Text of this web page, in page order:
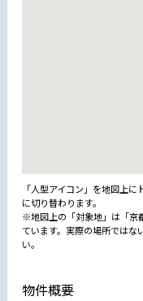
「人型アイコン」を地図上
に切り替わります。
※地図上の「対象地」は「京
ています。実際の場所ではな
い。
物件概要